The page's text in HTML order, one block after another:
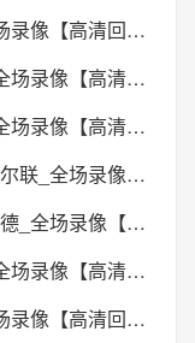
2026年05月20日 热刺VS切尔西_全场录像【高清回放】
2026年05月20日 曼城VS伯恩茅斯_全场录像【高清回放】
2026年05月19日 伯恩利VS阿森纳_全场录像【高清回放】
2026年05月18日 西汉姆联VS纽卡斯尔联_全场录像【高清回放】
2026年05月17日 水晶宫VS布伦特福德_全场录像【高清回放】
2026年05月17日 桑德兰VS埃弗顿_全场录像【高清回放】
2026年05月17日 富勒姆VS狼队_全场录像【高清回放】